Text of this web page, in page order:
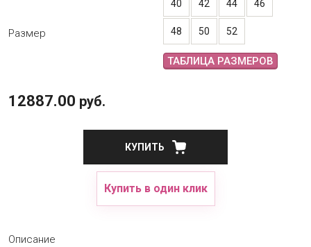
Размер
40 42 44 46
48 50 52
ТАБЛИЦА РАЗМЕРОВ
12887.00 руб.
КУПИТЬ
Купить в один клик
Описание